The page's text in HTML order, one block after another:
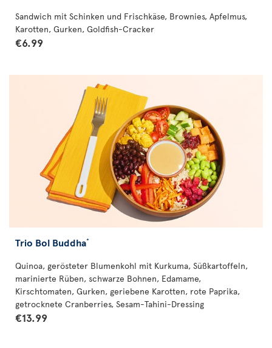
Sandwich mit Schinken und Frischkäse, Brownies, Apfelmus,
Karotten, Gurken, Goldfish-Cracker
€6.99
Trio Bol Buddha*
Quinoa, gerösteter Blumenkohl mit Kurkuma, Süßkartoffeln,
marinierte Rüben, schwarze Bohnen, Edamame,
Kirschtomaten, Gurken, geriebene Karotten, rote Paprika,
getrocknete Cranberries, Sesam-Tahini-Dressing
€13.99